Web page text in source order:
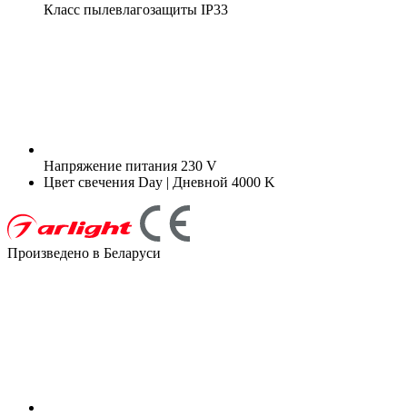
Класс пылевлагозащиты IP33
Напряжение питания 230 V
Цвет свечения Day | Дневной 4000 K
Произведено в Беларуси